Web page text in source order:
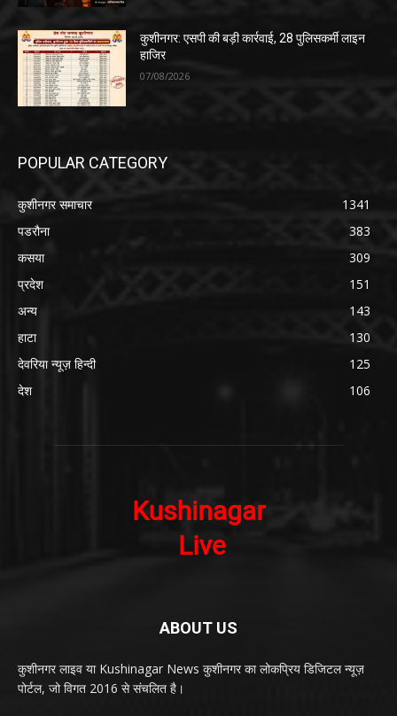
कुशीनगर: एसपी की बड़ी कार्रवाई, 28 पुलिसकर्मी लाइन
हाजिर
07/08/2026
POPULAR CATEGORY
कुशीनगर समाचार
1341
पडरौना
383
कसया
309
प्रदेश
151
अन्य
143
हाटा
130
देवरिया न्यूज़ हिन्दी
125
देश
106
ABOUT US
कुशीनगर लाइव या Kushinagar News कुशीनगर का लोकप्रिय डिजिटल न्यूज़
पोर्टल, जो विगत 2016 से संचलित है।